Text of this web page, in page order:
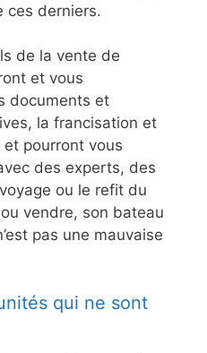
ces derniers.
de la vente de
et vous
documents et
la francisation et
et pourront vous
des experts, des
ou le refit du
vendre, son bateau
pas une mauvaise
qui ne sont